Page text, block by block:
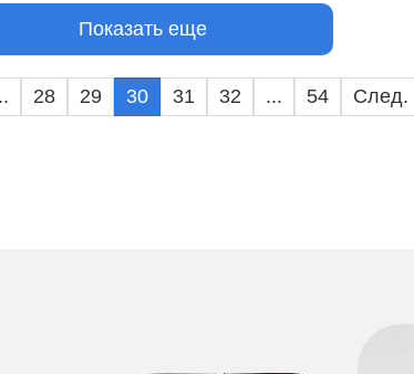
Показать еще
28 29 30 31 32 ... 54 След.